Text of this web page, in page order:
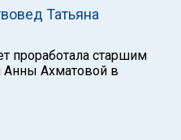
Татьяна
проработала старшим
Анны Ахматовой в